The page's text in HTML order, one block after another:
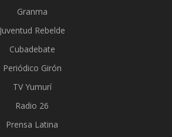
Granma
Juventud Rebelde
Cubadebate
Periódico Girón
TV Yumurí
Radio 26
Prensa Latina